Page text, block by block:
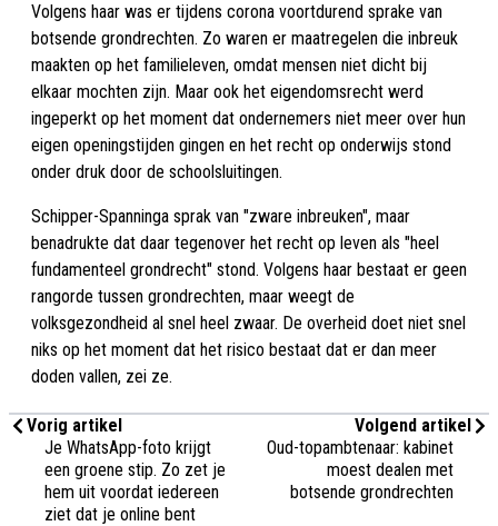
Volgens haar was er tijdens corona voortdurend sprake van
botsende grondrechten. Zo waren er maatregelen die inbreuk
maakten op het familieleven, omdat mensen niet dicht bij
elkaar mochten zijn. Maar ook het eigendomsrecht werd
ingeperkt op het moment dat ondernemers niet meer over hun
eigen openingstijden gingen en het recht op onderwijs stond
onder druk door de schoolsluitingen.
Schipper-Spanninga sprak van "zware inbreuken", maar
benadrukte dat daar tegenover het recht op leven als "heel
fundamenteel grondrecht" stond. Volgens haar bestaat er geen
rangorde tussen grondrechten, maar weegt de
volksgezondheid al snel heel zwaar. De overheid doet niet snel
niks op het moment dat het risico bestaat dat er dan meer
doden vallen, zei ze.
Vorig artikel
Je WhatsApp-foto krijgt
een groene stip. Zo zet je
hem uit voordat iedereen
ziet dat je online bent
Volgend artikel
Oud-topambtenaar: kabinet
moest dealen met
botsende grondrechten